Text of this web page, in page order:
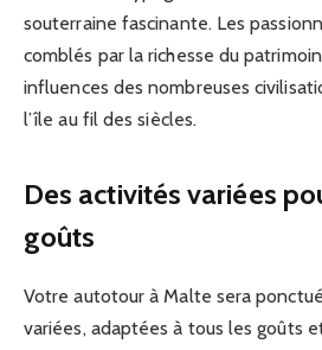
souterraine fascinante. Les
comblés par la richesse du
influences des nombreuses
l’île au fil des siècles.
Des activités variées
goûts
Votre autotour à Malte sera
variées, adaptées à tous les goûts